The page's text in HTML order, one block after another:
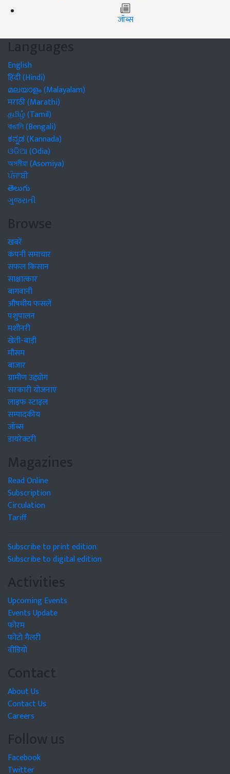
जॉब्स
Languages
English
हिंदी (Hindi)
മലയാളം (Malayalam)
मराठी (Marathi)
தமிழ் (Tamil)
বাঙালি (Bengali)
ಕನ್ನಡ (Kannada)
ଓଡିଆ (Odia)
অসমীয়া (Asomiya)
ਪੰਜਾਬੀ
తెలుగు
ગુજરાતી
Browse
खबरें
कंपनी समाचार
सफल किसान
साक्षात्कार
बागवानी
औषधीय फसलें
पशुपालन
मशीनरी
खेती-बाड़ी
मौसम
बाजार
ग्रामीण उद्द्योग
सरकारी योजनाएं
लाइफ स्टाइल
सम्पादकीय
जॉब्स
डायरेक्टरी
Magazines
Read Online
Subscription
Circulation
Tariff
Subscribe to print edition
Subscribe to digital edition
Activities
Upcoming Events
Events Update
फोरम
फोटो गैलरी
वीडियो
Contact
About Us
Contact Us
Careers
Follow us
Facebook
Twitter